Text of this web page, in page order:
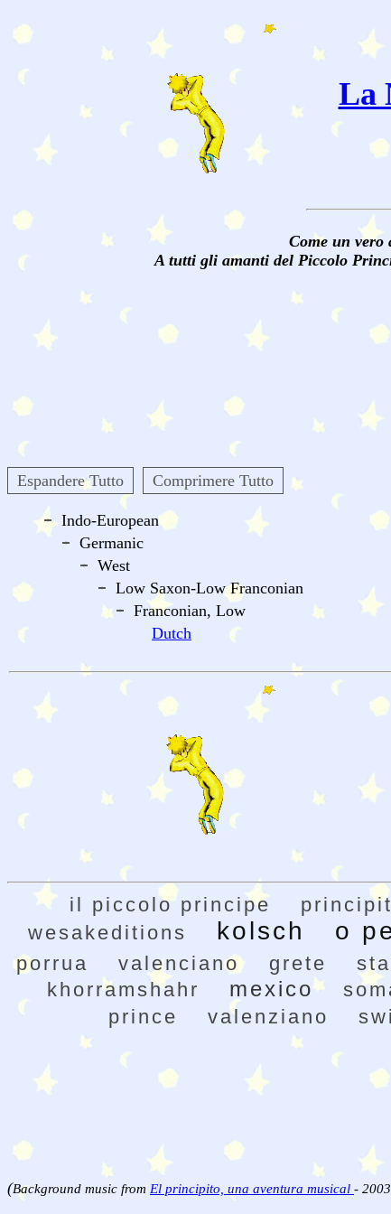
La
Come un vero
A tutti gli amanti del Piccolo
Espandere Tutto Comprimere Tutto
Indo-European
Germanic
West
Low Saxon-Low Franconian
Franconian, Low
Dutch
il piccolo principe
wesakeditions
kolsch o
porrua
valenciano grete
khorramshahr mexico
prince
valenziano
(Background music from El principito, una aventura musical -